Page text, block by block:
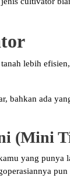
lebih
bahkan ada
(Mini
yang punya
pun